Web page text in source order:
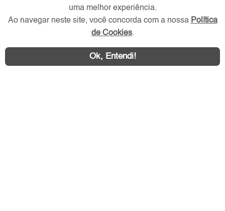
uma melhor experiência.
Ao navegar neste site, você concorda com a nossa Política
de Cookies.
Ok, Entendi!